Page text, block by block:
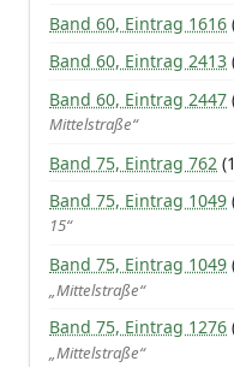
Band 60, Eintrag 1616
Band 60, Eintrag 2413
Band 60, Eintrag 2447
Mittelstraße“
Band 75, Eintrag 762
Band 75, Eintrag 1049
15“
Band 75, Eintrag 1049
„Mittelstraße“
Band 75, Eintrag 1276
„Mittelstraße“